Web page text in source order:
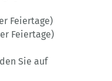
Feiertage)
Feiertage)
Sie auf